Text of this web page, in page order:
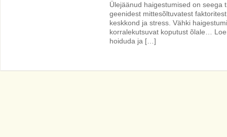
Ülejäänud haigestumised on seega
geenidest mittesõltuvatest
keskkond ja stress. Vähki
korralekutsuvat koputust õlale…
hoiduda ja […]